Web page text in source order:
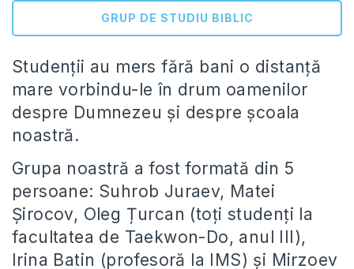
GRUP DE STUDIU BIBLIC
Studenții au mers fără bani o distanță
mare vorbindu-le în drum oamenilor
despre Dumnezeu și despre școala
noastră.
Grupa noastră a fost formată din 5
persoane: Suhrob Juraev, Matei
Șirocov, Oleg Țurcan (toți studenți la
facultatea de Taekwon-Do, anul III),
Irina Batin (profesoră la IMS) și Mirzoev